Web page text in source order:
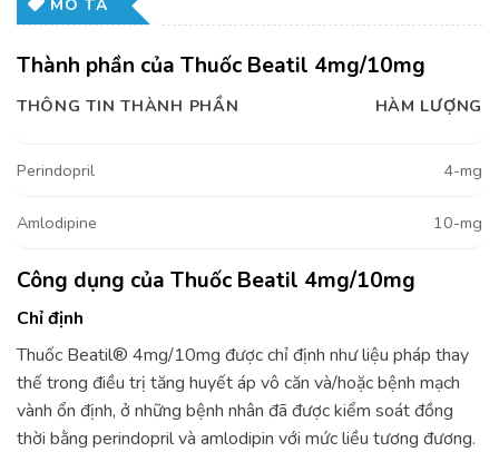
MÔ TẢ
Thành phần của Thuốc Beatil 4mg/10mg
THÔNG TIN THÀNH PHẦN HÀM LƯỢNG
Perindopril 4-mg
Amlodipine 10-mg
Công dụng của Thuốc Beatil 4mg/10mg
Chỉ định
Thuốc Beatil® 4mg/10mg được chỉ định như liệu pháp thay
thế trong điều trị tăng huyết áp vô căn và/hoặc bệnh mạch
vành ổn định, ở những bệnh nhân đã được kiểm soát đồng
thời bằng perindopril và amlodipin với mức liều tương đương.